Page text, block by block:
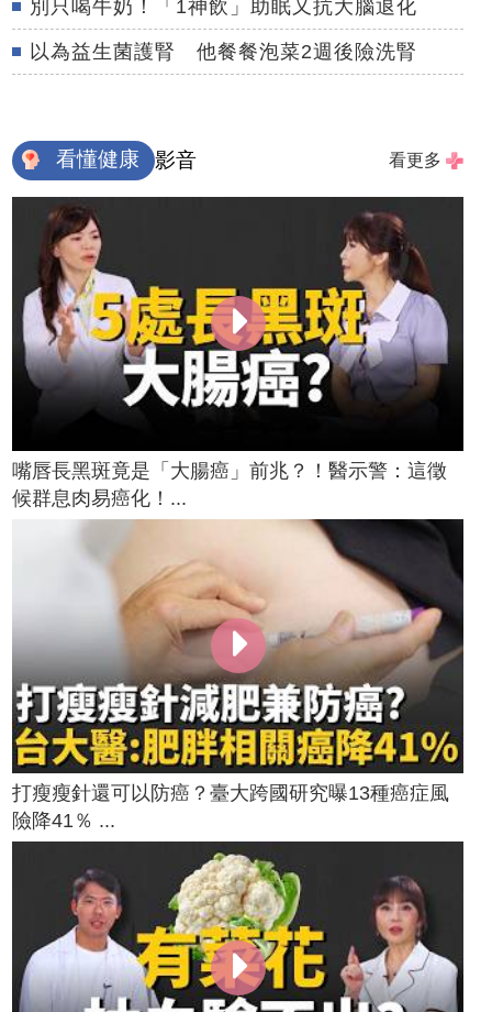
別只喝牛奶！「1神飲」助眠又抗大腦退化
以為益生菌護腎 他餐餐泡菜2週後險洗腎
看懂健康 影音 看更多
嘴唇長黑斑竟是「大腸癌」前兆？！醫示警：這徵
候群息肉易癌化！...
打瘦瘦針還可以防癌？臺大跨國研究曝13種癌症風
險降41％ ...